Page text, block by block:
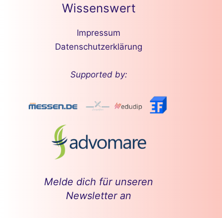
Wissenswert
Impressum
Datenschutzerklärung
Supported by:
Melde dich für unseren
Newsletter an